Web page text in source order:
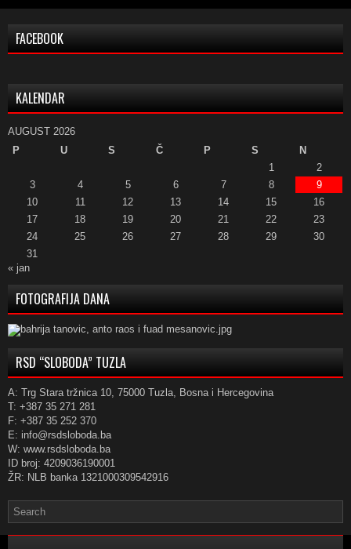
FACEBOOK
KALENDAR
AUGUST 2026
P
U S Č P S
N
1
2
3
4 5 6 7 8
9
10
11 12 13 14 15
16
17
18 19 20 21 22
23
24
25 26 27 28 29
30
31
« jan
FOTOGRAFIJA DANA
RSD “SLOBODA” TUZLA
A: Trg Stara tržnica 10, 75000 Tuzla, Bosna i Hercegovina
T: +387 35 271 281
F: +387 35 252 370
E: info@rsdsloboda.ba
W: www.rsdsloboda.ba
ID broj: 4209036190001
ŽR: NLB banka 1321000309542916